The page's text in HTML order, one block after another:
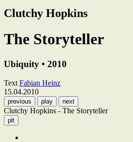
Clutchy Hopkins
The Storyteller
Ubiquity • 2010
Text Fabian Heinz
15.04.2010
previous play next
Clutchy Hopkins - The Storyteller
plt